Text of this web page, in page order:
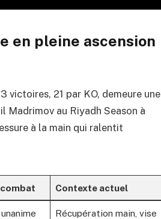
en pleine ascension
victoires, 21 par KO, demeure une
Madrimov au Riyadh Season à
à la main qui ralentit
Contexte actuel
Récupération main, vise